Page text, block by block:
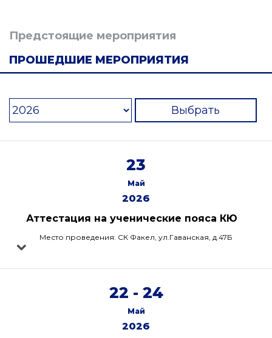
Предстоящие мероприятия
ПРОШЕДШИЕ МЕРОПРИЯТИЯ
Выбрать
23
Май
2026
Аттестация на ученические пояса КЮ
Место проведения: СК Факел, ул.Гаванская, д.47Б
22 - 24
Май
2026